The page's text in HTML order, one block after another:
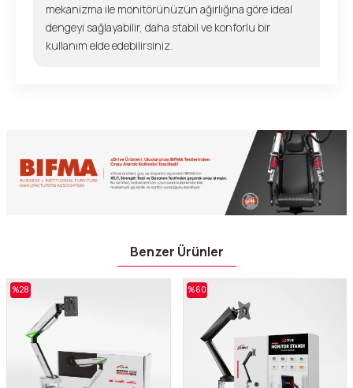
mekanizma ile monitörünüzün ağırlığına göre ideal
dengeyi sağlayabilir, daha stabil ve konforlu bir
kullanım elde edebilirsiniz.
Benzer Ürünler
%28 %60